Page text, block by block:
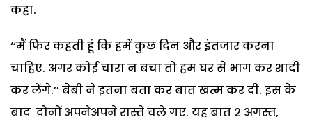
कहा.
‘‘मैं फिर कहती हूं कि हमें कुछ दिन और इंतजार करना
चाहिए. अगर कोई चारा न बचा तो हम घर से भाग कर शादी
कर लेंगे.’’ बेबी ने इतना बता कर बात खत्म कर दी. इस के
बाद दोनों अपनेअपने रास्ते चले गए. यह बात 2 अगस्त,